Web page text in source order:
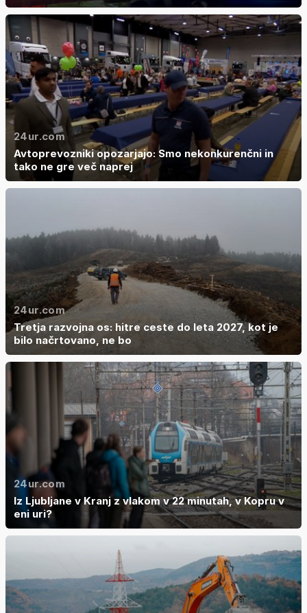
24ur.com
Avtoprevozniki opozarjajo: Smo nekonkurenčni in
tako ne gre več naprej
24ur.com
Tretja razvojna os: hitre ceste do leta 2027, kot je
bilo načrtovano, ne bo
24ur.com
Iz Ljubljane v Kranj z vlakom v 22 minutah, v Kopru v
eni uri?